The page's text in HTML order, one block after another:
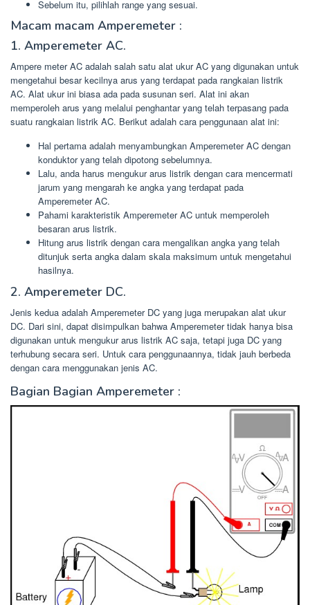
Sebelum itu, pilihlah range yang sesuai.
Macam macam Amperemeter :
1. Amperemeter AC.
Ampere meter AC adalah salah satu alat ukur AC yang digunakan untuk
mengetahui besar kecilnya arus yang terdapat pada rangkaian listrik
AC. Alat ukur ini biasa ada pada susunan seri. Alat ini akan
memperoleh arus yang melalui penghantar yang telah terpasang pada
suatu rangkaian listrik AC. Berikut adalah cara penggunaan alat ini:
Hal pertama adalah menyambungkan Amperemeter AC dengan
konduktor yang telah dipotong sebelumnya.
Lalu, anda harus mengukur arus listrik dengan cara mencermati
jarum yang mengarah ke angka yang terdapat pada
Amperemeter AC.
Pahami karakteristik Amperemeter AC untuk memperoleh
besaran arus listrik.
Hitung arus listrik dengan cara mengalikan angka yang telah
ditunjuk serta angka dalam skala maksimum untuk mengetahui
hasilnya.
2. Amperemeter DC.
Jenis kedua adalah Amperemeter DC yang juga merupakan alat ukur
DC. Dari sini, dapat disimpulkan bahwa Amperemeter tidak hanya bisa
digunakan untuk mengukur arus listrik AC saja, tetapi juga DC yang
terhubung secara seri. Untuk cara penggunaannya, tidak jauh berbeda
dengan cara menggunakan jenis AC.
Bagian Bagian Amperemeter :